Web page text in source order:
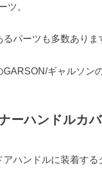
ツ。
パーツも多数ありま
ギャルソン
ーハンドルカ
ハンドルに装着する